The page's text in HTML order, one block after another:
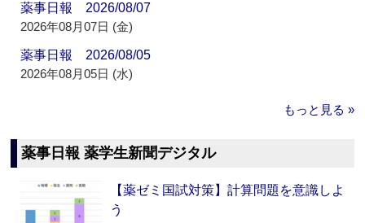
薬事日報 2026/08/07
2026年08月07日 (金)
薬事日報 2026/08/05
2026年08月05日 (水)
もっと見る »
薬事日報 薬学生新聞デジタル
【薬ゼミ国試対策】計算問題を意識しよ
う